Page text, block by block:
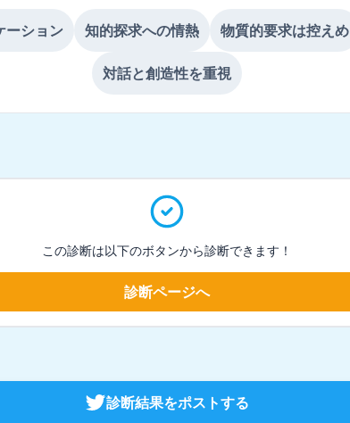
ーション 知的探求への情熱 物質的要求は控えめ
対話と創造性を重視
この診断は以下のボタンから診断できます！
診断ページへ
診断結果をポストする